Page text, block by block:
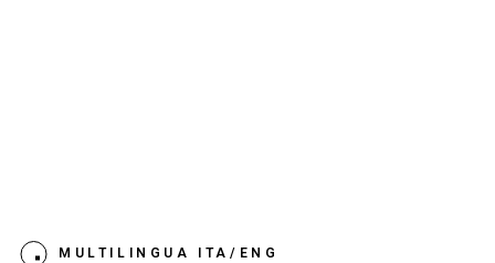
MULTILINGUA ITA/ENG